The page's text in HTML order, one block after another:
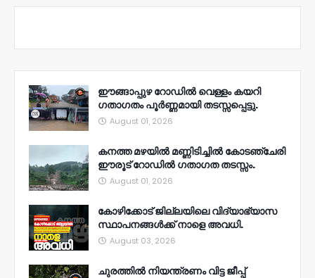
ഈങ്ങാപ്പുഴ റോഡിൽ വെള്ളം കയറി
ഗതാഗതം പൂർണ്ണമായി തടസ്സപ്പെട്ടു.
August 01, 2026
കനത്ത മഴയിൽ മണ്ണിടിച്ചിൽ കോടഞ്ചേരി
ഈരൂട് റോഡിൽ ഗതാഗത തടസ്സം.
August 01, 2026
കോഴിക്കോട് ജില്ലയിലെ വിദ്യാഭ്യാസ
സ്ഥാപനങ്ങൾക്ക് നാളെ അവധി.
August 03, 2026
ചുരത്തിൽ നിയന്ത്രണം വിട്ട ജീപ്പ്